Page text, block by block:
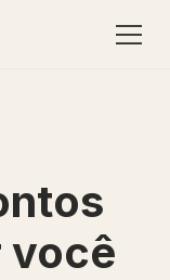
você